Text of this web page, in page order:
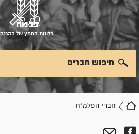
פלוגות המחץ של ההגנה
חברי הפלמ"ח
חיפוש חברים